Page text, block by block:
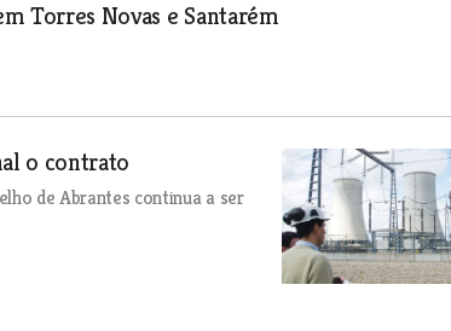
Torres Novas e Santarém
o contrato
de Abrantes continua a ser